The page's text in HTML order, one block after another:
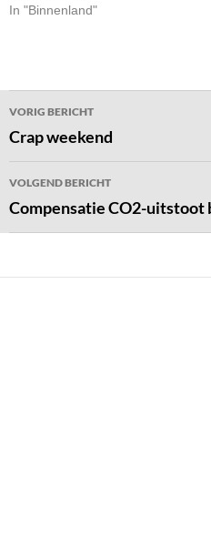
In "Binnenland"
Bericht
navigatie
VORIG BERICHT
Crap weekend
VOLGEND BERICHT
Compensatie CO2-uitstoot